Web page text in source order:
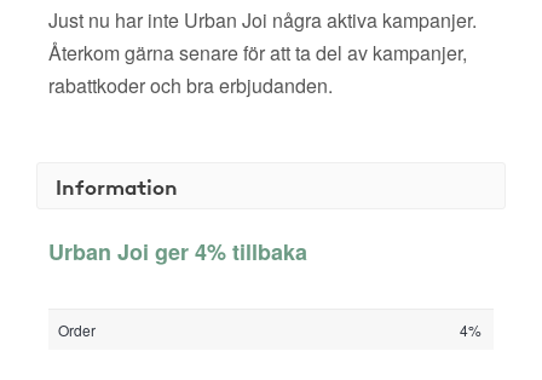
Just nu har inte Urban Joi några aktiva kampanjer.
Återkom gärna senare för att ta del av kampanjer,
rabattkoder och bra erbjudanden.
Information
Urban Joi ger 4% tillbaka
Order 4%